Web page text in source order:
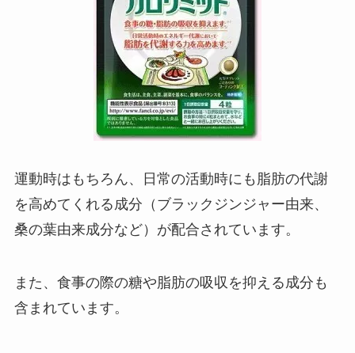
運動時はもちろん、日常の活動時にも脂肪の代謝
を高めてくれる成分（ブラックジンジャー由来、
桑の葉由来成分など）が配合されています。
また、食事の際の糖や脂肪の吸収を抑える成分も
含まれています。